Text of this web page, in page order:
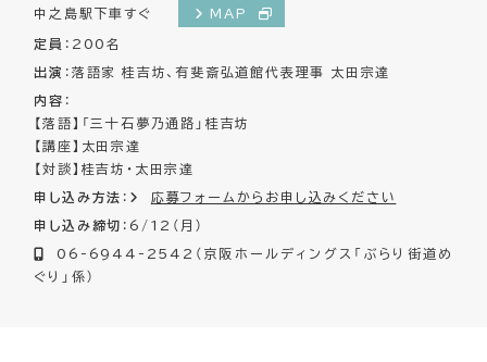
中之島駅下車すぐ
MAP
定員 ：200名
出演 ：落語家 桂吉坊、有斐斎弘道館代表理事 太田宗達
内容 ：
【落語】「三十石夢乃通路」桂吉坊
【講座】太田宗達
【対談】桂吉坊・太田宗達
申し込み方法 ：
応募フォームからお申し込みください
申し込み締切 ：6/12（月）
06-6944-2542（京阪ホールディングス「ぶらり街道め
ぐり」係）